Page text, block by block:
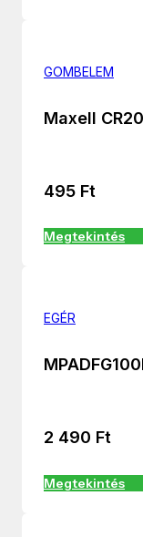
GOMBELEM
Maxell
495 Ft
Megtekintés
EGÉR
2 490 Ft
Megtekintés